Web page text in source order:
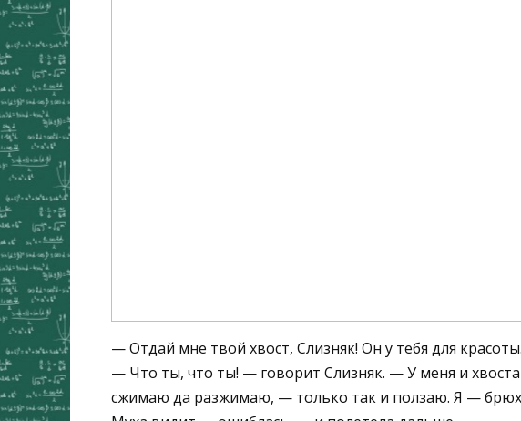
— Отдай мне твой хвост, Слизняк! Он у тебя для красоты.
— Что ты, что ты! — говорит Слизняк. — У меня и
сжимаю да разжимаю, — только так и ползаю. Я —